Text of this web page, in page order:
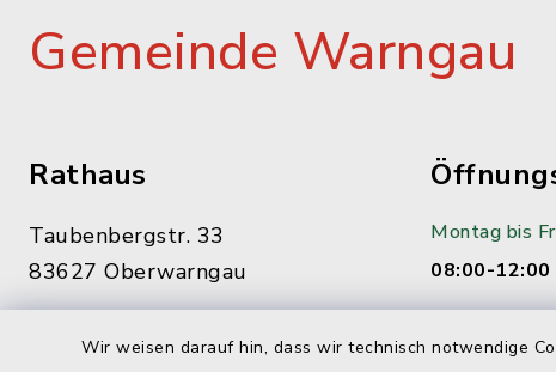
Wir weisen darauf hin, dass wir technisch notwendige
Gemeinde Warngau
Rathaus
Taubenbergstr. 33
83627 Oberwarngau
gemeinde@warngau.de
Montag bis
08:00-12:00